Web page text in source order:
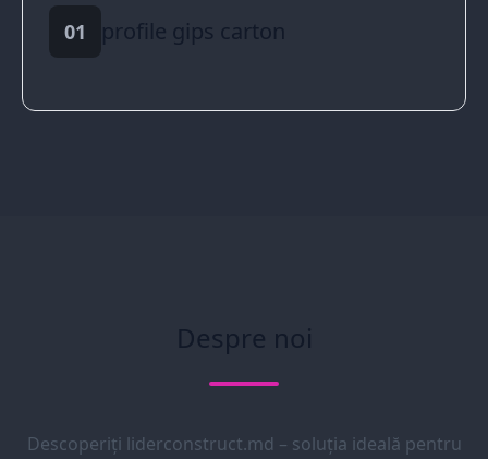
01 profile gips carton
Despre noi
Descoperiți liderconstruct.md – soluția ideală pentru